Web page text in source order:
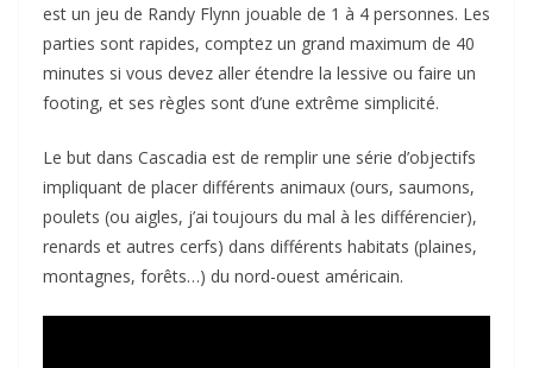
est un jeu de Randy Flynn jouable de 1 à 4 personnes. Les
parties sont rapides, comptez un grand maximum de 40
minutes si vous devez aller étendre la lessive ou faire un
footing, et ses règles sont d’une extrême simplicité.
Le but dans Cascadia est de remplir une série d’objectifs
impliquant de placer différents animaux (ours, saumons,
poulets (ou aigles, j’ai toujours du mal à les différencier),
renards et autres cerfs) dans différents habitats (plaines,
montagnes, forêts…) du nord-ouest américain.